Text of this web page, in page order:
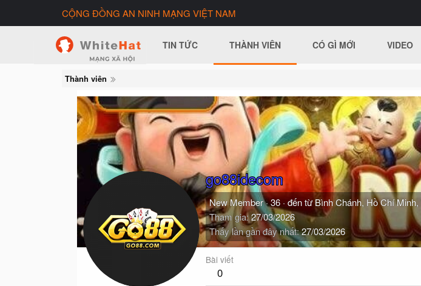
CỘNG ĐỒNG AN NINH MẠNG VIỆT NAM
TIN TỨC THÀNH VIÊN CÓ GÌ MỚI VIDEO
Thành viên
go88idecom
New Member·36·đến từBình Chánh, Hồ Chí
Tham gia 27/03/2026
Thấy lần gần đây nhất 27/03/2026
Bài viết
0